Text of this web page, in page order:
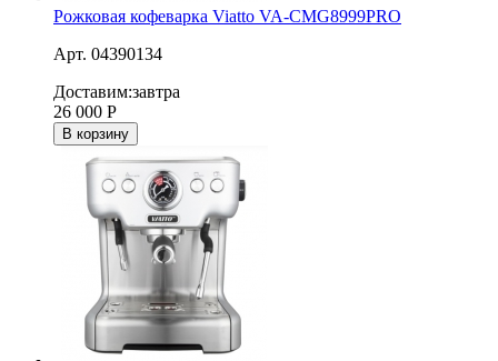
Рожковая кофеварка Viatto VA-CMG8999PRO
Арт. 04390134
Доставим:завтра
26 000 Р
В корзину